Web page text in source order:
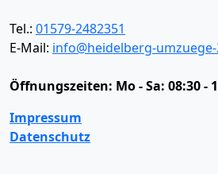
Tel.: 01579-2482351
E-Mail: info@heidelberg-
Öffnungszeiten: Mo - Sa: 08:30 -
Impressum
Datenschutz